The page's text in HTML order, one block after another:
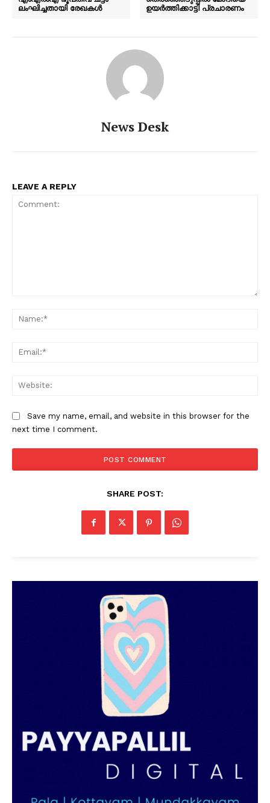
SUBSCRIBE NOW
PALA VISION
ലംഘിച്ചതായി രേഖകൾ
ഉയർത്തിക്കാട്ടി പ്രചാരണം
News Desk
LEAVE A REPLY
Save my name, email, and website in this browser for the
next time I comment.
SHARE POST: